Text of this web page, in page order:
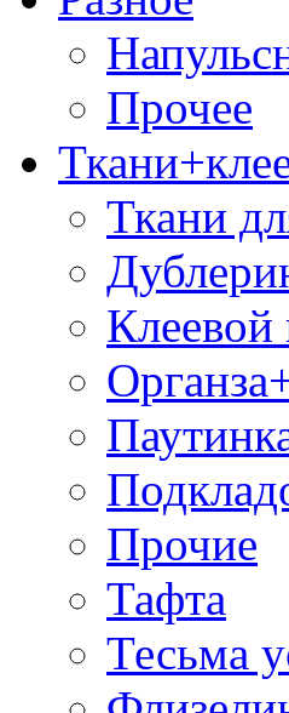
Прочее
Ткани
Клеевой
Прочие
Тафта
Тесьма